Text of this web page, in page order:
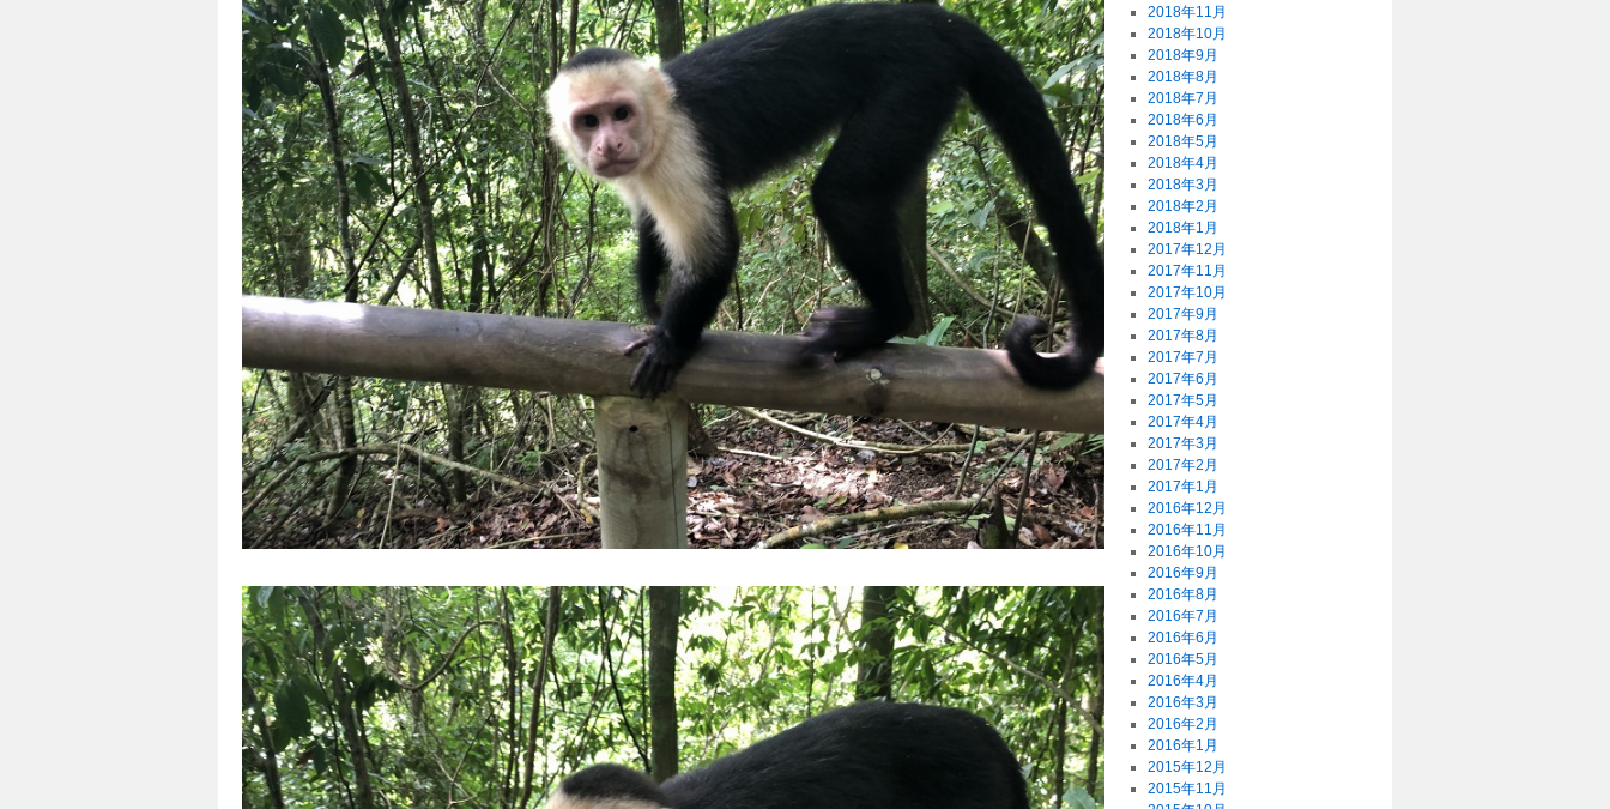
2018年11月
2018年10月
2018年9月
2018年8月
2018年7月
2018年6月
2018年5月
2018年4月
2018年3月
2018年2月
2018年1月
2017年12月
2017年11月
2017年10月
2017年9月
2017年8月
2017年7月
2017年6月
2017年5月
2017年4月
2017年3月
2017年2月
2017年1月
2016年12月
2016年11月
2016年10月
2016年9月
2016年8月
2016年7月
2016年6月
2016年5月
2016年4月
2016年3月
2016年2月
2016年1月
2015年12月
2015年11月